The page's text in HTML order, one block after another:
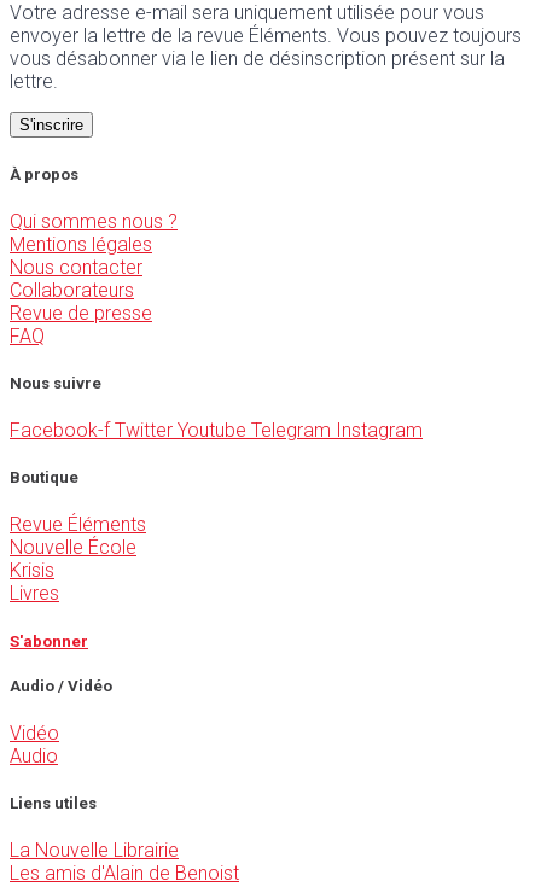
Votre adresse e-mail sera uniquement utilisée pour vous
envoyer la lettre de la revue Éléments. Vous pouvez toujours
vous désabonner via le lien de désinscription présent sur la
lettre.
À propos
Qui sommes nous ?
Mentions légales
Nous contacter
Collaborateurs
Revue de presse
FAQ
Nous suivre
Facebook-f Twitter Youtube Telegram Instagram
Boutique
Revue Éléments
Nouvelle École
Krisis
Livres
S'abonner
Audio / Vidéo
Vidéo
Audio
Liens utiles
La Nouvelle Librairie
Les amis d'Alain de Benoist